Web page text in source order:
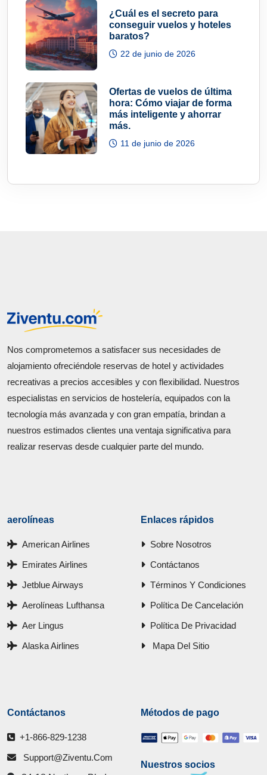
¿Cuál es el secreto para
conseguir vuelos y hoteles
baratos?
22 de junio de 2026
Ofertas de vuelos de última
hora: Cómo viajar de forma
más inteligente y ahorrar
más.
11 de junio de 2026
Nos comprometemos a satisfacer sus necesidades de
alojamiento ofreciéndole reservas de hotel y actividades
recreativas a precios accesibles y con flexibilidad. Nuestros
especialistas en servicios de hostelería, equipados con la
tecnología más avanzada y con gran empatía, brindan a
nuestros estimados clientes una ventaja significativa para
realizar reservas desde cualquier parte del mundo.
aerolíneas
American Airlines
Emirates Airlines
Jetblue Airways
Aerolíneas Lufthansa
Aer Lingus
Alaska Airlines
Enlaces rápidos
Sobre Nosotros
Contáctanos
Términos Y Condiciones
Política De Cancelación
Política De Privacidad
Mapa Del Sitio
Contáctanos
+1-866-829-1238
Support@ziventu.com
Métodos de pago
Nuestros socios